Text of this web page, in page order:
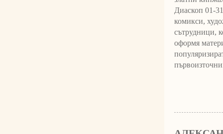
Диаскоп 01-
комикси,
сътрудници,
оформя